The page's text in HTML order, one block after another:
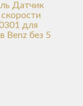
Датчик
для
Benz без 5